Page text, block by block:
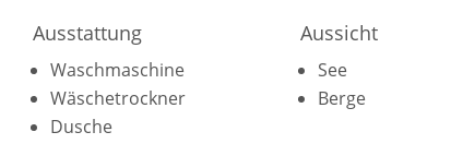
Ausstattung
Waschmaschine
Wäschetrockner
Dusche
Aussicht
See
Berge